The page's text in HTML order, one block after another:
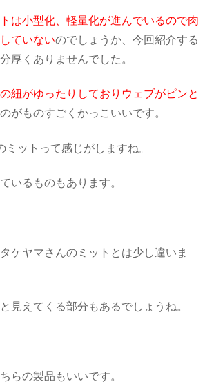
は小型化、軽量化が進んでいるので肉
ていないのでしょうか、今回紹介する
厚くありませんでした。
紐がゆったりしておりウェブがピンと
のがものすごくかっこいいです。
ミットって感じがしますね。
いるものもあります。
ケヤマさんのミットとは少し違いま
見えてくる部分もあるでしょうね。
らの製品もいいです。